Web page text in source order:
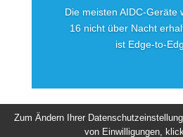
Die meisten AIDC-Geräte
16 nicht über Nacht
ist Edge-to-
Zum Ändern Ihrer
von Einwilligungen,